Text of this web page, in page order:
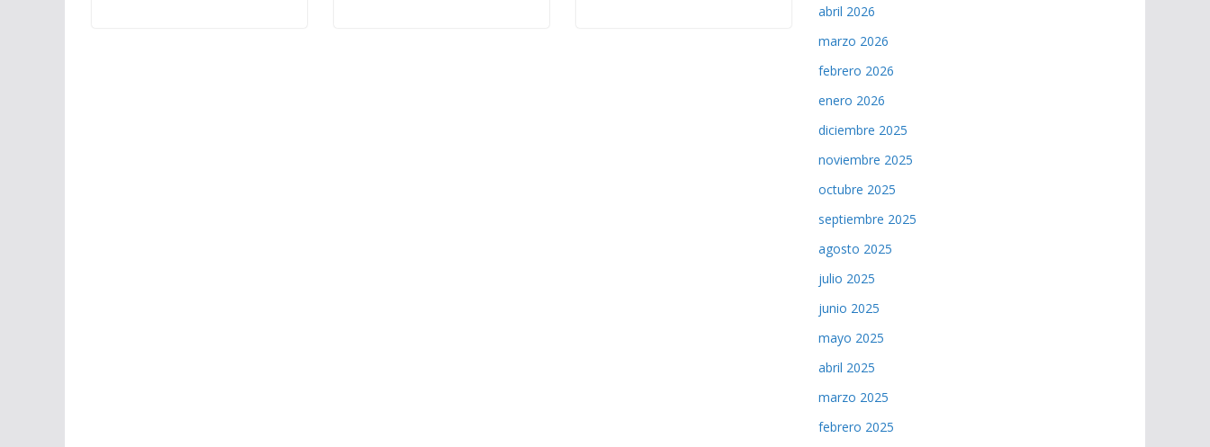
abril 2026
marzo 2026
febrero 2026
enero 2026
diciembre 2025
noviembre 2025
octubre 2025
septiembre 2025
agosto 2025
julio 2025
junio 2025
mayo 2025
abril 2025
marzo 2025
febrero 2025